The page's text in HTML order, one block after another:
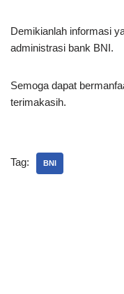
Demikianlah informasi
administrasi bank BNI.
Semoga dapat
terimakasih.
Tag: BNI